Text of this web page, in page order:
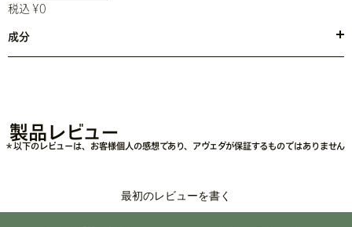
税込 ¥0
成分
●水・ココイルメチルタウリンＮａ・ババスアミドプロピルベタイ
ーヒドロキシプロピルトリモニウムクロリド・マカデミアナッツ脂肪
酸エチル・クエン酸・水酸化Ｎａ・グリセリン・カフェイン・アンマ
ィシナルム根エキス・リンゴ酸・フェノキシエタノール・ソルビン酸
Ｋ・サリチル酸・安息香酸Ｎａ・香料<>
製品レビュー
＊以下のレビューは、お客様個人の感想であり、アヴェダが保証するものではありません
最初のレビューを書く